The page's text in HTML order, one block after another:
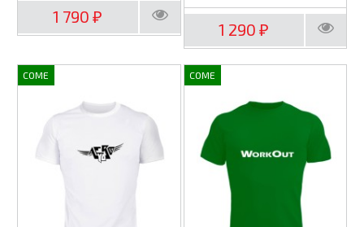
1 790₽
1 290₽
COME COME